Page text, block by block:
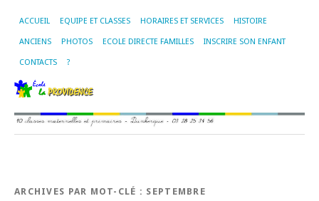
ACCUEIL EQUIPE ET CLASSES HORAIRES ET SERVICES HISTOIRE
ANCIENS PHOTOS ECOLE DIRECTE FAMILLES INSCRIRE SON ENFANT
CONTACTS ?
ARCHIVES PAR MOT-CLÉ : SEPTEMBRE